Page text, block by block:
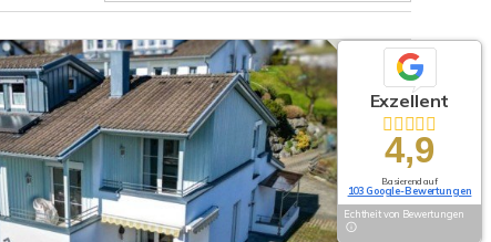
Exzellent
4,9
Basierend auf
103 Google-Bewertungen
Echtheit von Bewertungen